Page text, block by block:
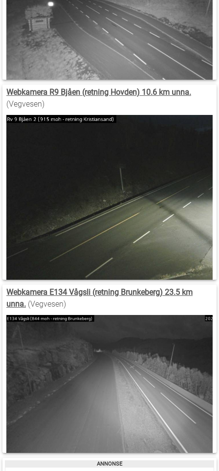
Webkamera R9 Bjåen (retning Hovden) 10.6 km unna.
(Vegvesen)
Webkamera E134 Vågsli (retning Brunkeberg) 23.5 km
unna. (Vegvesen)